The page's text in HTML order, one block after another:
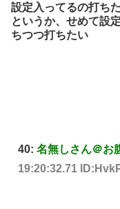
設定入ってるの打ち
というか、せめて設
ちつつ打ちたい
40: 名無しさん＠お
19:20:32.71